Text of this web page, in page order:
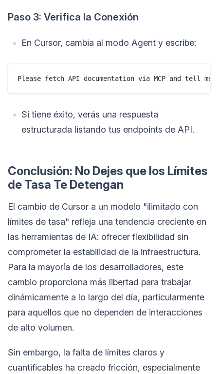
Paso 3: Verifica la Conexión
En Cursor, cambia al modo Agent y escribe:
Please fetch API documentation via MCP and tell
Si tiene éxito, verás una respuesta
estructurada listando tus endpoints de API.
Conclusión: No Dejes que los Límites
de Tasa Te Detengan
El cambio de Cursor a un modelo "ilimitado con
límites de tasa" refleja una tendencia creciente en
las herramientas de IA: ofrecer flexibilidad sin
comprometer la estabilidad de la infraestructura.
Para la mayoría de los desarrolladores, este
cambio proporciona más libertad para trabajar
dinámicamente a lo largo del día, particularmente
para aquellos que no dependen de interacciones
de alto volumen.
Sin embargo, la falta de límites claros y
cuantificables ha creado fricción, especialmente